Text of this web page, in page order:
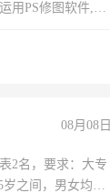
用PS修图软件,工
08月08日
2名，要求：大专
岁之间，男女均